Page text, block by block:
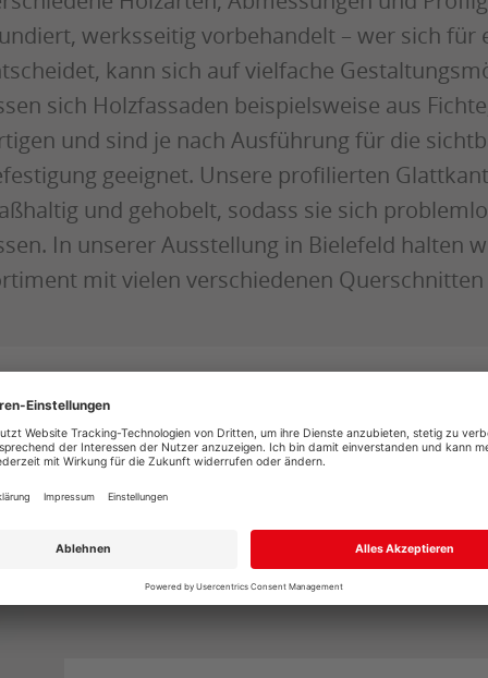
werksseitig vorbehandelt – wer sich für
kann sich auf vielfache
sich Holzfassaden beispielsweise aus
und sind je nach Ausführung für die
geeignet. Unsere profilierten
und gehobelt, sodass sie sich
In unserer Ausstellung in Bielefeld halten
mit vielen verschiedenen